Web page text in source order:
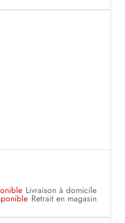
Livraison à domicile
Retrait en magasin